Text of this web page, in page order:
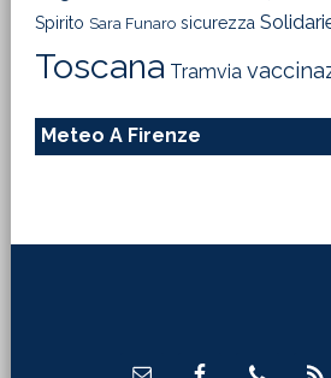
Spirito Sara Funaro sicurezza
Toscana Tramvia
Meteo A Firenze